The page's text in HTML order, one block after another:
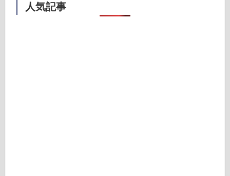
人気記事